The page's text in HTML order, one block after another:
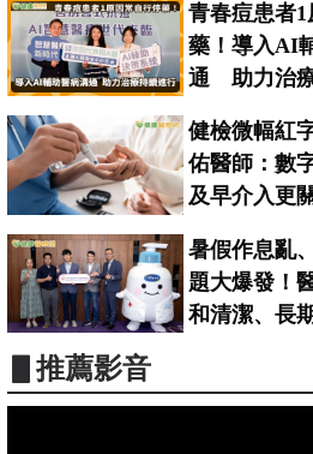
青春痘患者
藥！導入AI
通 助力治
健檢微幅紅
佑醫師：數
及早介入更
暑假作息亂
題大爆發！
和清潔、長
▋推薦影音